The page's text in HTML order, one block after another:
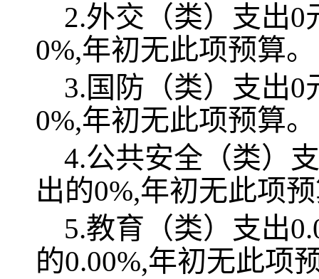
2.外交（类）支出0
0%,年初无此项预算。
3.国防（类）支出0
0%,年初无此项预算。
4.公共安全（类）
出的0%,年初无此项
5.教育（类）支出
的0.00%,年初无此项